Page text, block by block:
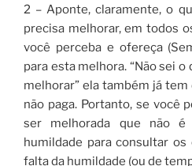
2 – Aponte, claramente, o
precisa melhorar, em todos
você perceba e ofereça
para esta melhora. “Não sei
melhorar” ela também já tem
não paga. Portanto, se você
ser melhorada que não é
humildade para consultar os
falta da humildade (ou de